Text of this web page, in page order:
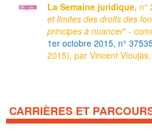
La Semaine juridique, n°
et limites des droits des
principes à nuancer" -
1er octobre 2015, n°
2015), par Vincent
CARRIÈRES ET